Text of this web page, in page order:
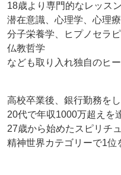
18歳より専門的なレッス
潜在意識、心理学、心理
分子栄養学、ヒプノセラ
仏教哲学
なども取り入れ独自のヒ
高校卒業後、銀行勤務を
20代で年収1000万超えを
27歳から始めたスピリチ
精神世界カテゴリーで1位